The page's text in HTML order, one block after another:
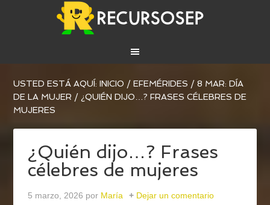
USTED ESTÁ AQUÍ:INICIO / EFEMÉRIDES / 8 MAR: DÍA
DE LA MUJER / ¿QUIÉN DIJO…? FRASES CÉLEBRES DE
MUJERES
¿Quién dijo…? Frases
célebres de mujeres
5 marzo, 2026 por María Dejar un comentario